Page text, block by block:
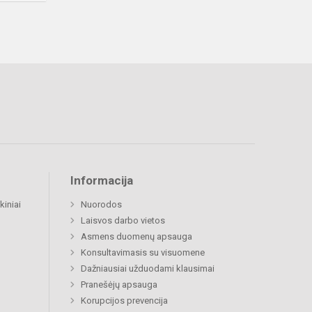
Informacija
Nuorodos
Laisvos darbo vietos
Asmens duomenų apsauga
Konsultavimasis su visuomene
Dažniausiai užduodami klausimai
Pranešėjų apsauga
Korupcijos prevencija